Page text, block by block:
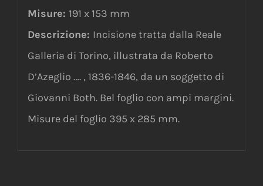
Misure: 191 x 153 mm
Descrizione: Incisione tratta dalla Reale
Galleria di Torino, illustrata da Roberto
D’Azeglio …. , 1836-1846, da un soggetto di
Giovanni Both. Bel foglio con ampi margini.
Misure del foglio 395 x 285 mm.